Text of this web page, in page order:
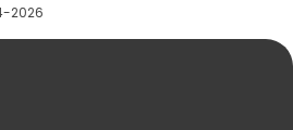
2026